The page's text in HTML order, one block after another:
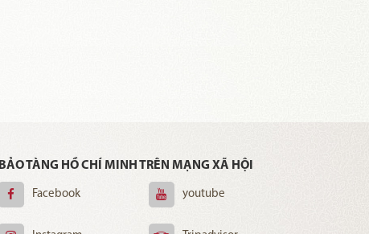
BẢO TÀNG HỒ CHÍ MINH TRÊN MẠNG XÃ HỘI
Facebook youtube